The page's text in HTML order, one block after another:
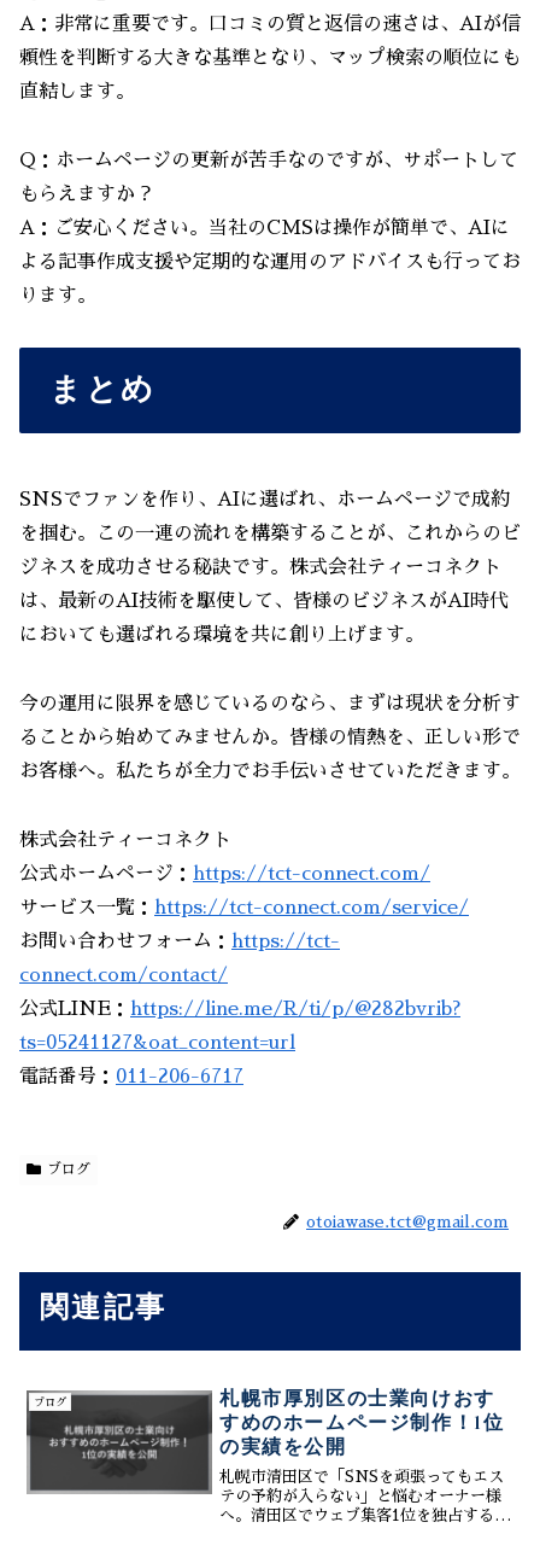
A：非常に重要です。口コミの質と返信の速さは、AIが信
頼性を判断する大きな基準となり、マップ検索の順位にも
直結します。
Q：ホームページの更新が苦手なのですが、サポートして
もらえますか？
A：ご安心ください。当社のCMSは操作が簡単で、AIに
よる記事作成支援や定期的な運用のアドバイスも行ってお
ります。
まとめ
SNSでファンを作り、AIに選ばれ、ホームページで成約
を掴む。この一連の流れを構築することが、これからのビ
ジネスを成功させる秘訣です。株式会社ティーコネクト
は、最新のAI技術を駆使して、皆様のビジネスがAI時代
においても選ばれる環境を共に創り上げます。
今の運用に限界を感じているのなら、まずは現状を分析す
ることから始めてみませんか。皆様の情熱を、正しい形で
お客様へ。私たちが全力でお手伝いさせていただきます。
株式会社ティーコネクト
公式ホームページ：
https://tct-connect.com/
サービス一覧：
https://tct-connect.com/service/
お問い合わせフォーム：
https://tct-
connect.com/contact/
公式LINE：
https://line.me/R/ti/p/@282bvrib?
ts=05241127&oat_content=url
電話番号： 011-206-6717
ブログ
otoiawase.tct@gmail.com
関連記事
ブログ
札幌市厚別区の士業向けおす
すめのホームページ制作！1位
の実績を公開
札幌市清田区で「SNSを頑張ってもエス
テの予約が入らない」と悩むオーナー様
へ。清田区でウェブ集客1位を独占するテ